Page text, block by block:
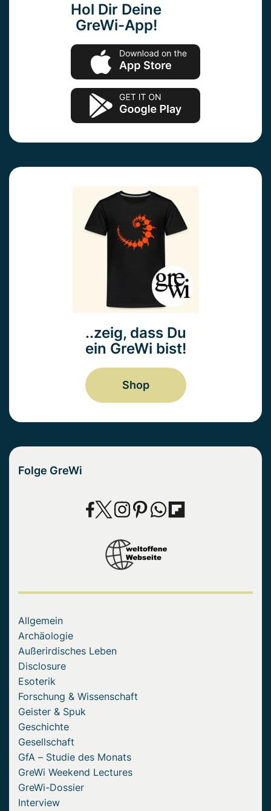
Hol Dir Deine
GreWi-App!
..zeig, dass Du
ein GreWi bist!
Shop
Folge GreWi
Allgemein
Archäologie
Außerirdisches Leben
Disclosure
Esoterik
Forschung & Wissenschaft
Geister & Spuk
Geschichte
Gesellschaft
GfA – Studie des Monats
GreWi Weekend Lectures
GreWi-Dossier
Interview